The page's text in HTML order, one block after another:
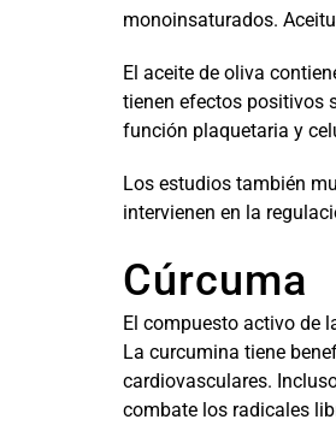
monoinsaturados.
El aceite de oliva
tienen efectos positivos
función plaquetaria y
Los estudios también
intervienen en la
Cúrcuma
El compuesto activo de
La curcumina tiene
cardiovasculares.
combate los radicales